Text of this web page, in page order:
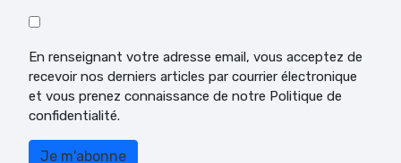
En renseignant votre adresse email, vous acceptez de
recevoir nos derniers articles par courrier électronique
et vous prenez connaissance de notre Politique de
confidentialité.